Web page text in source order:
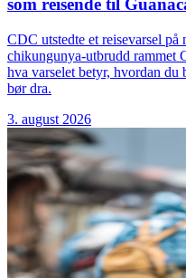
som reisende til
CDC utstedte et reisevarsel
chikungunya-utbrudd rammet
hva varselet betyr, hvordan du
bør dra.
3. august 2026